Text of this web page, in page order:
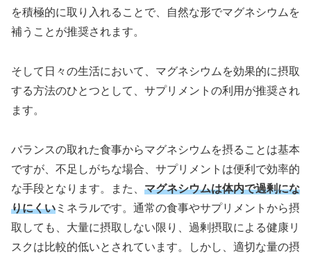
を積極的に取り入れることで、自然な形でマグネシウムを
補うことが推奨されます。
そして日々の生活において、マグネシウムを効果的に摂取
する方法のひとつとして、サプリメントの利用が推奨され
ます。
バランスの取れた食事からマグネシウムを摂ることは基本
ですが、不足しがちな場合、サプリメントは便利で効率的
な手段となります。また、 マグネシウムは体内で過剰にな
りにくい ミネラルです。通常の食事やサプリメントから摂
取しても、大量に摂取しない限り、過剰摂取による健康リ
スクは比較的低いとされています。しかし、適切な量の摂